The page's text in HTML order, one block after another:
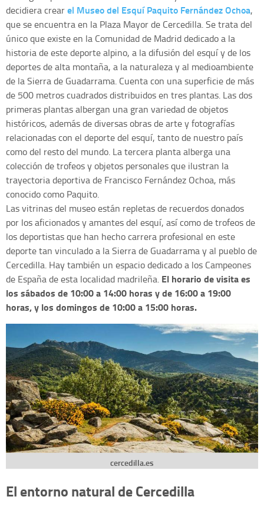
decidiera crearel Museo del Esquí Paquito Fernández Ochoa,
que se encuentra en la Plaza Mayor de Cercedilla. Se trata del
único que existe en la Comunidad de Madrid dedicado a la
historia de este deporte alpino, a la difusión del esquí y de los
deportes de alta montaña, a la naturaleza y al medioambiente
de la Sierra de Guadarrama. Cuenta con una superficie de más
de 500 metros cuadrados distribuidos en tres plantas. Las dos
primeras plantas albergan una gran variedad de objetos
históricos, además de diversas obras de arte y fotografías
relacionadas con el deporte del esquí, tanto de nuestro país
como del resto del mundo. La tercera planta alberga una
colección de trofeos y objetos personales que ilustran la
trayectoria deportiva de Francisco Fernández Ochoa, más
conocido como Paquito.
Las vitrinas del museo están repletas de recuerdos donados
por los aficionados y amantes del esquí, así como de trofeos de
los deportistas que han hecho carrera profesional en este
deporte tan vinculado a la Sierra de Guadarrama y al pueblo de
Cercedilla. Hay también un espacio dedicado a los Campeones
de España de esta localidad madrileña. El horario de visita es
los sábados de 10:00 a 14:00 horas y de 16:00 a 19:00
horas, y los domingos de 10:00 a 15:00 horas.
cercedilla.es
El entorno natural de Cercedilla